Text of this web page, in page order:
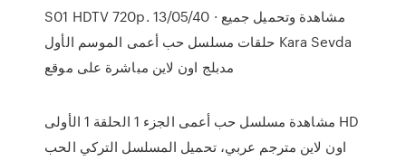
S01 HDTV 720p. 13/05/40 · مشاهدة وتحميل جميع
حلقات مسلسل حب أعمى الموسم الأول Kara Sevda
مدبلج اون لاين مباشرة على موقع
مشاهدة مسلسل حب أعمى الجزء 1 الحلقة 1 الأولى HD
اون لاين مترجم عربي، تحميل المسلسل التركي الحب